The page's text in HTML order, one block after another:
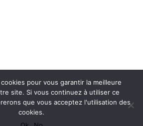
pour vous garantir la meilleure
site. Si vous continuez à utiliser ce
que vous acceptez l'utilisation des
cookies.